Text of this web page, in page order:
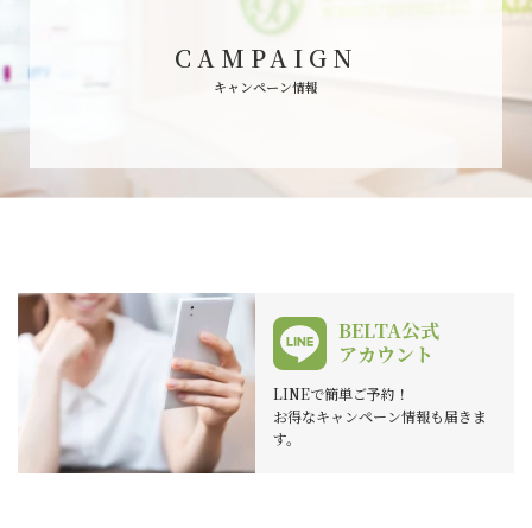
CAMPAIGN
キャンペーン情報
BELTA公式
アカウント
LINEで簡単ご予約！
お得なキャンペーン情報も届きま
す。